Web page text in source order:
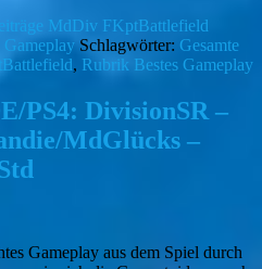
MdDiv FKptBattlefield
Gameplay Schlagwörter: Gesamte
, Rubrik Bestes Gameplay
PS4: DivisionSR –
MdGlücks –
Gameplay aus dem Spiel durch